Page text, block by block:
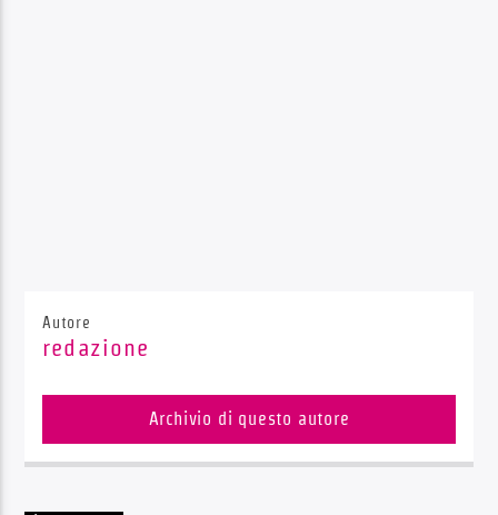
Autore
redazione
Archivio di questo autore